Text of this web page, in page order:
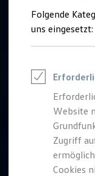
ONE
Fahrzeugsuche
Digitaler
Kauf &
Online-
Aktionen
E-
Für
Für
Folgende
uns eingesetzt:
Website
Zugriff
Cookies